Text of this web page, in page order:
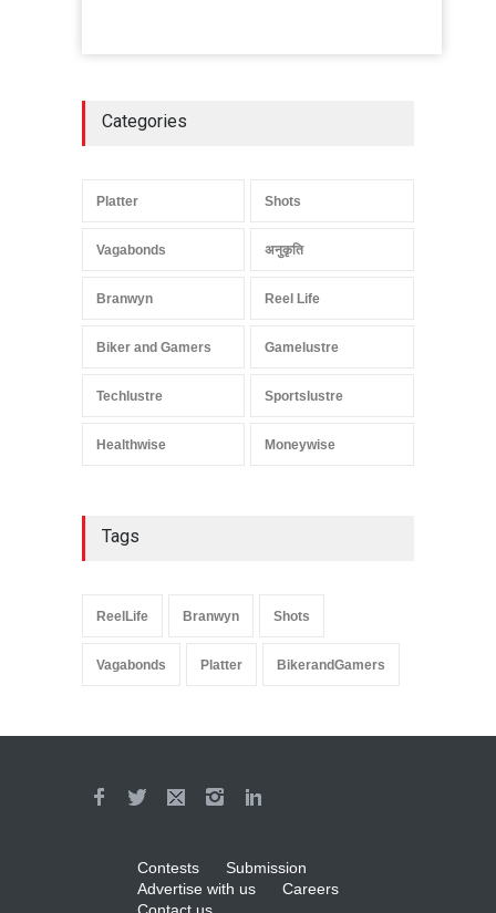
Categories
Platter Shots
Vagabonds अनुकृति
Branwyn Reel Life
Biker and Gamers Gamelustre
Techlustre Sportslustre
Healthwise Moneywise
Tags
ReelLife Branwyn Shots
Vagabonds Platter BikerandGamers
Contests
Submission
Advertise with us
Careers
Contact us